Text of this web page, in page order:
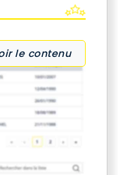
le contenu